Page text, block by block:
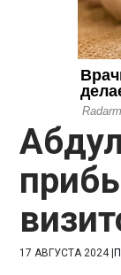
17 АВГУСТА 2024|